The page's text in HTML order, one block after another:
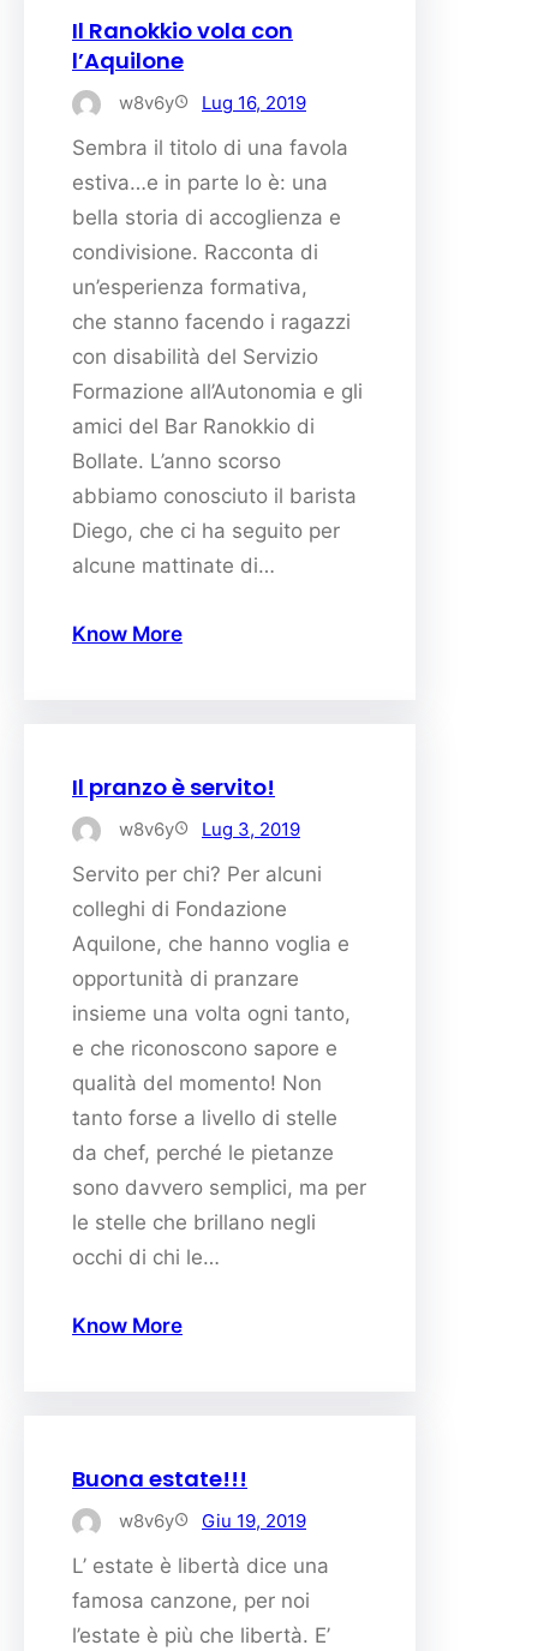
Il Ranokkio vola con
l’Aquilone
w8v6y Lug 16, 2019
Sembra il titolo di una favola
estiva…e in parte lo è: una
bella storia di accoglienza e
condivisione. Racconta di
un’esperienza formativa,
che stanno facendo i ragazzi
con disabilità del Servizio
Formazione all’Autonomia e gli
amici del Bar Ranokkio di
Bollate. L’anno scorso
abbiamo conosciuto il barista
Diego, che ci ha seguito per
alcune mattinate di…
Know More
Il pranzo è servito!
w8v6y Lug 3, 2019
Servito per chi? Per alcuni
colleghi di Fondazione
Aquilone, che hanno voglia e
opportunità di pranzare
insieme una volta ogni tanto,
e che riconoscono sapore e
qualità del momento! Non
tanto forse a livello di stelle
da chef, perché le pietanze
sono davvero semplici, ma per
le stelle che brillano negli
occhi di chi le…
Know More
Buona estate!!!
w8v6y Giu 19, 2019
L’ estate è libertà dice una
famosa canzone, per noi
l’estate è più che libertà. E’